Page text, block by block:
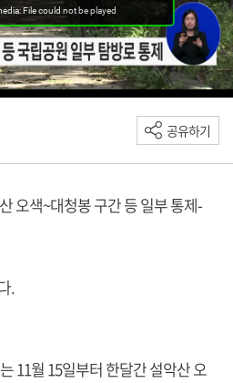
공유하기
오색~대청봉 구간 등 일부 통제-
.
11월 15일부터 한달간 설악산 오